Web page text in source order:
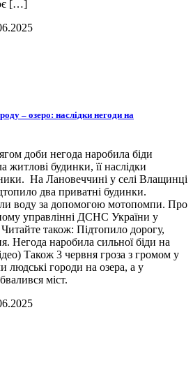
[…]
– озеро: наслідки негоди на
доби негода наробила біди
житлові будинки, її наслідки
На Лановеччині у селі Влащинці
два приватні будинки.
воду за допомогою мотопомпи. Про
управлінні ДСНС України у
Читайте також: Підтопило дорогу,
Негода наробила сильної біди на
Також 3 червня гроза з громом у
людські городи на озера, а у
міст.